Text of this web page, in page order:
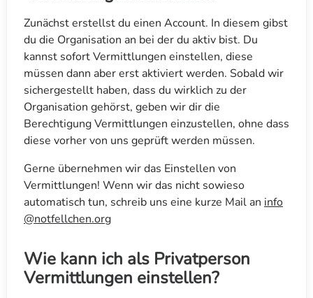
Zunächst erstellst du einen Account. In diesem gibst
du die Organisation an bei der du aktiv bist. Du
kannst sofort Vermittlungen einstellen, diese
müssen dann aber erst aktiviert werden. Sobald wir
sichergestellt haben, dass du wirklich zu der
Organisation gehörst, geben wir dir die
Berechtigung Vermittlungen einzustellen, ohne dass
diese vorher von uns geprüft werden müssen.
Gerne übernehmen wir das Einstellen von
Vermittlungen! Wenn wir das nicht sowieso
automatisch tun, schreib uns eine kurze Mail an info
@notfellchen.org
Wie kann ich als Privatperson
Vermittlungen einstellen?